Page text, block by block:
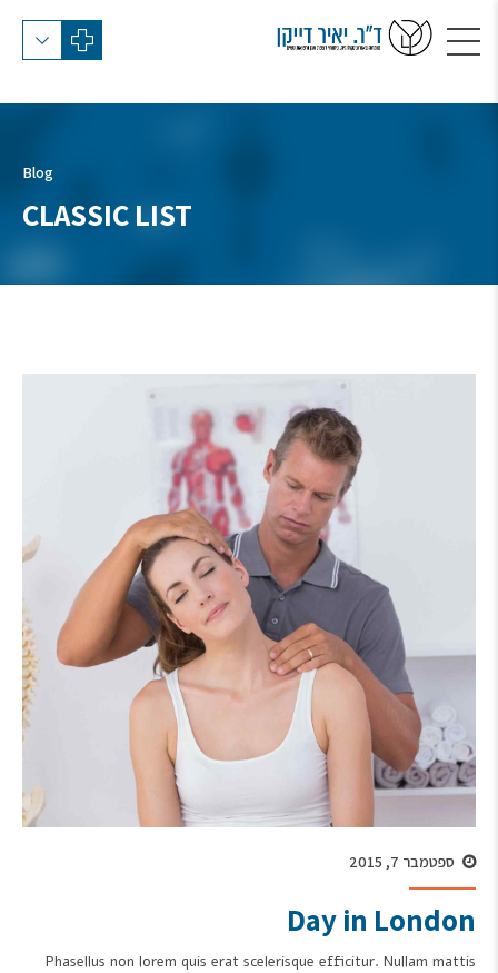
Blog
CLASSIC LIST
ספטמבר 7, 2015
Day in London
Phasellus non lorem quis erat scelerisque efficitur. Nullam mattis